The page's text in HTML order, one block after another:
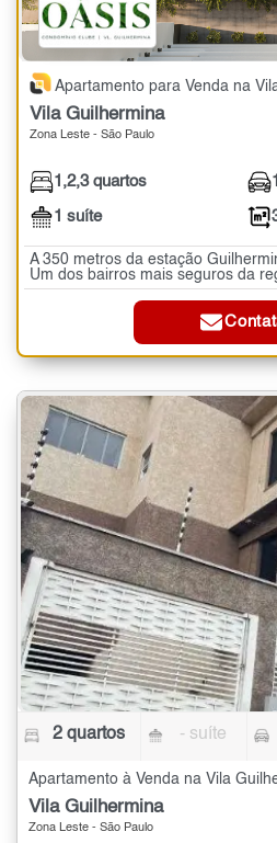
Apartamento para Venda na Vila
Vila Guilhermina
Zona Leste - São Paulo
1,2,3 quartos
1 suíte
A 350 metros da estação
Um dos bairros mais seguros da
2 quartos - suíte
Vila Guilhermina
Zona Leste - São Paulo